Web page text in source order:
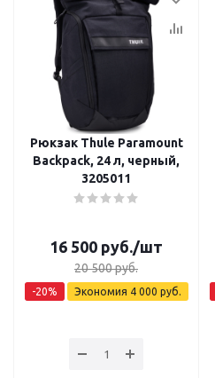
Рюкзак Thule Paramount
Backpack, 24 л, черный,
3205011
16 500 руб./шт
20 500руб.
-20% Экономия 4 000 руб.